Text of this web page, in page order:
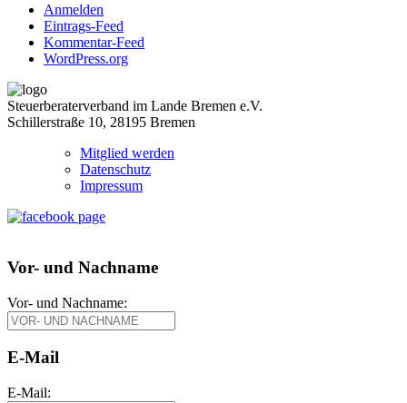
Anmelden
Eintrags-Feed
Kommentar-Feed
WordPress.org
Steuerberaterverband im Lande Bremen e.V.
Schillerstraße 10, 28195 Bremen
Mitglied werden
Datenschutz
Impressum
Vor- und Nachname
Vor- und Nachname:
E-Mail
E-Mail: